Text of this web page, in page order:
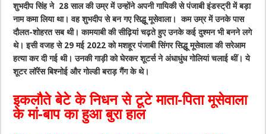
शुभदीप सिंह ने 28 साल की उम्र में उन्होंने अपनी गायिकी से पंजाबी इंडस्ट्री में बड़ा
नाम कमा लिया था। वह शुभदीप से बन गए सिद्धू मूसेवाला। कम उम्र में उनके पास
दौलत-शोहरत सब थी। कामयाबी की सीढ़ियां चढ़ते हुए उनके कई दुश्मन भी बनने लगे
थे। इसी वजह से 29 मई 2022 को मशहूर पंजाबी सिंगर सिद्धू मूसेवाला की सरेआम
हत्या कर दी गई थी। उनकी गाड़ी को घेरकर शूटर्स ने अंधाधुंध गोलियां चलाई थीं। ये
शूटर लॉरेंस बिश्नोई और गोल्डी बराड़ गैंग के थे।
इकलौते बेटे के निधन से टूटे माता-पितामूसेवाला
के मां-बाप का हुआ बुरा हाल